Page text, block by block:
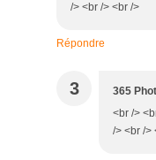
/> <br /> <br />
Répondre
3 365
<br />
/> <br />